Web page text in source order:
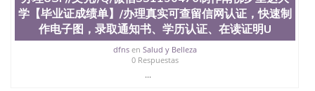
学【毕业证成绩单】/办理真实可查留信网认证，快速制
作电子图，录取通知书、学历认证、在读证明U
dfnsen Salud y Belleza
0 Respuestas
...